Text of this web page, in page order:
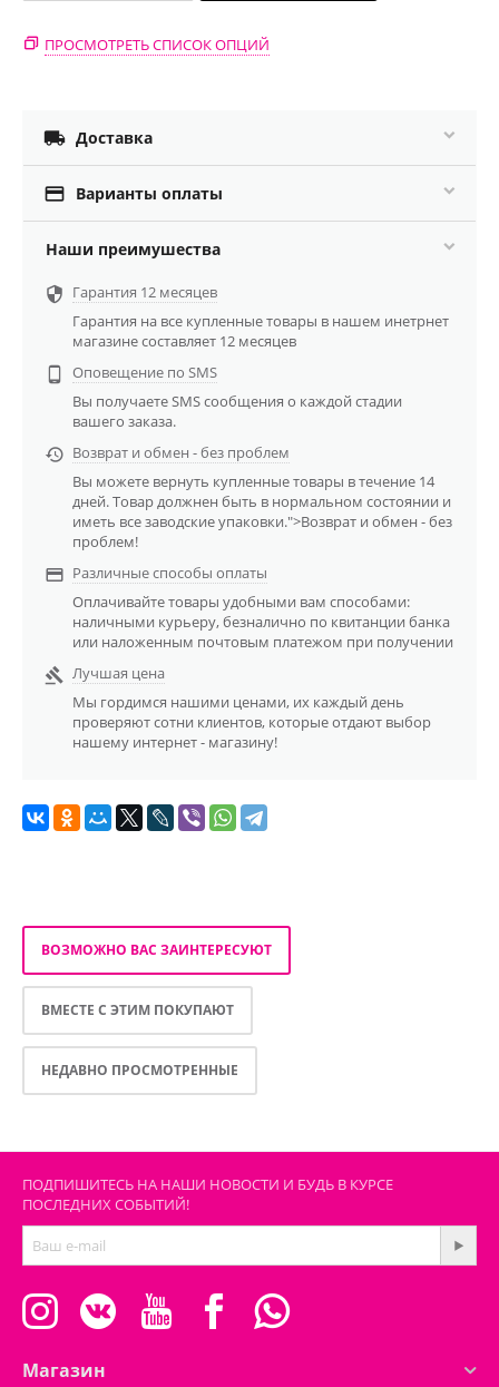
ПРОСМОТРЕТЬ СПИСОК ОПЦИЙ
 Доставка
 Варианты оплаты
Наши преимушества
 Гарантия 12 месяцев
Гарантия на все купленные товары в нашем инетрнет
магазине составляет 12 месяцев

Оповещение по SMS
Вы получаете SMS сообщения о каждой стадии
вашего заказа.
 Возврат и обмен - без проблем
Вы можете вернуть купленные товары в течение 14
дней. Товар должнен быть в нормальном состоянии и
иметь все заводские упаковки.">Возврат и обмен - без
проблем!
 Различные способы оплаты
Оплачивайте товары удобными вам способами:
наличными курьеру, безналично по квитанции банка
или наложенным почтовым платежом при получении

Лучшая цена
Мы гордимся нашими ценами, их каждый день
проверяют сотни клиентов, которые отдают выбор
нашему интернет - магазину!
ВОЗМОЖНО ВАС ЗАИНТЕРЕСУЮТ
ВМЕСТЕ С ЭТИМ ПОКУПАЮТ
НЕДАВНО ПРОСМОТРЕННЫЕ
ПОДПИШИТЕСЬ НА НАШИ НОВОСТИ И БУДЬ В КУРСЕ
ПОСЛЕДНИХ СОБЫТИЙ!
Магазин